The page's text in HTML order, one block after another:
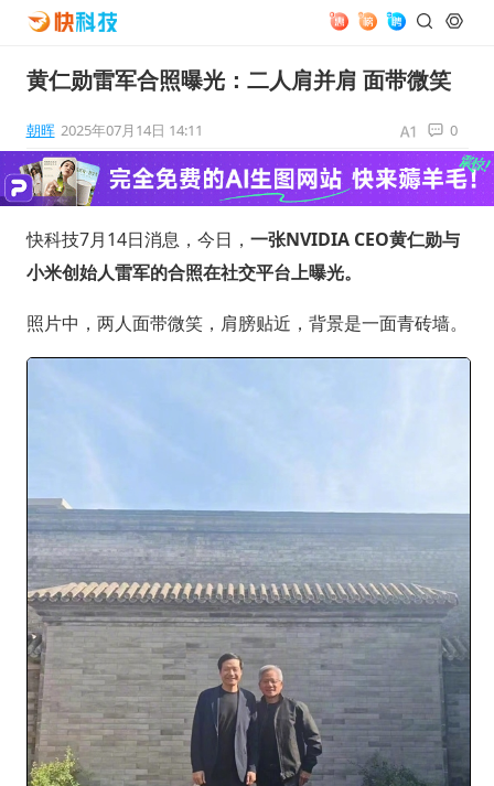
黄仁勋雷军合照曝光：二人肩并肩 面带微笑
朝晖 2025年07月14日 14:11 0
快科技7月14日消息，今日， 一张NVIDIA CEO黄仁勋与
小米创始人雷军的合照在社交平台上曝光。
照片中，两人面带微笑，肩膀贴近，背景是一面青砖墙。